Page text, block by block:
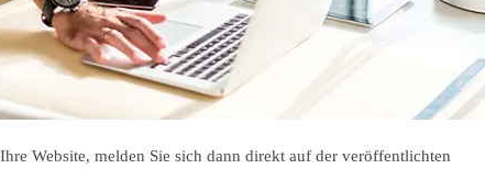
Website, melden Sie sich dann direkt auf der veröffentlichten